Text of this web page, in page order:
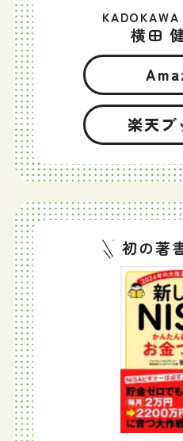
横田
楽天ブ
初の著